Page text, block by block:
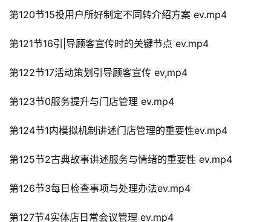
第120节15投用户所好制定不同转介绍方案 ev.mp4
第121节16引|导顾客宣传时的关键节点 ev.mp4
第122节17活动策划引导顾客宣传 ev,mp4
第123节0服务提升与门店管理 ev.mp4
第124节1内模拟机制讲述门店管理的重要性ev.mp4
第125节2古典故事讲述服务与情绪的重要性 ev.mp4
第126节3每日检查事项与处理办法ev.mp4
第127节4实体店日常会议管理 ev.mp4